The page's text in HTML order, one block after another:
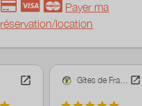
Payer ma
réservation/location
Gîtes de France